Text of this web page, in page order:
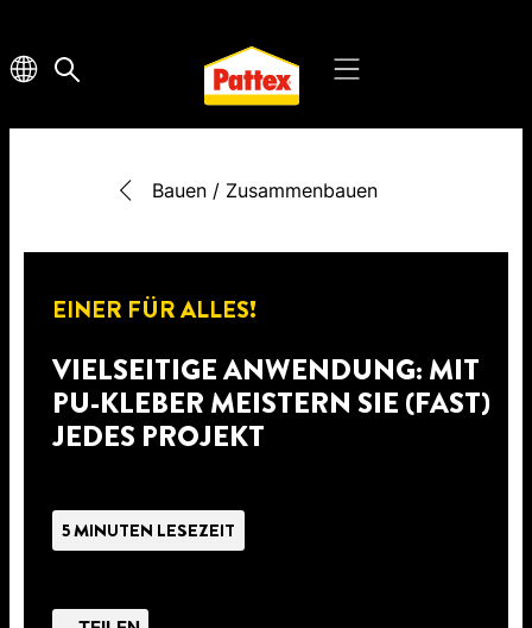
Bauen / Zusammenbauen
EINER FÜR ALLES!
VIELSEITIGE ANWENDUNG: MIT
PU-KLEBER MEISTERN SIE (FAST)
JEDES PROJEKT
5 MINUTEN LESEZEIT